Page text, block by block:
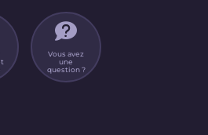
Vous avez
une
question ?